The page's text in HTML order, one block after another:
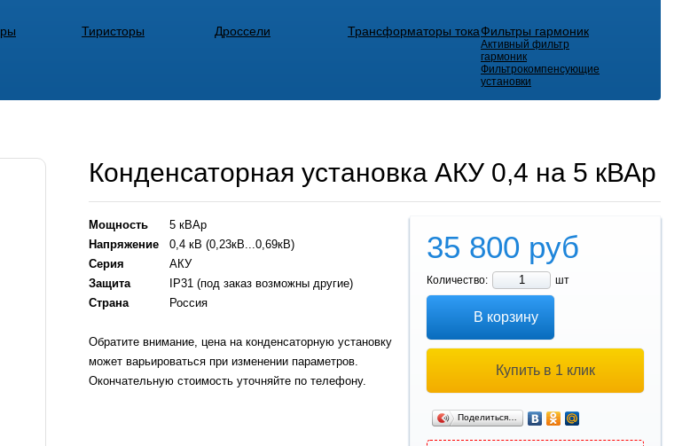
Тиристоры Дроссели Трансформаторы токаФильтры гармоник
Активный фильтр
гармоник
Фильтрокомпенсующие
установки
Конденсаторная установка АКУ 0,4 на 5 кВАр
35 800 руб
Количество: шт
В корзину
Купить в 1 клик
Поделиться…
Мощность
5 кВАр
Напряжение
0,4 кВ (0,23кВ...0,69кВ)
Серия
АКУ
Защита
IP31 (под заказ возможны другие)
Страна
Россия
Обратите внимание, цена на конденсаторную установку
может варьироваться при изменении параметров.
Окончательную стоимость уточняйте по телефону.